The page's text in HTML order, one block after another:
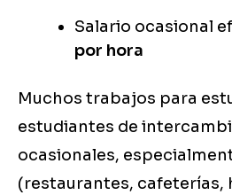
Salario ocasional
por hora
Muchos trabajos para
estudiantes de
ocasionales,
(restaurantes, cafeterías,